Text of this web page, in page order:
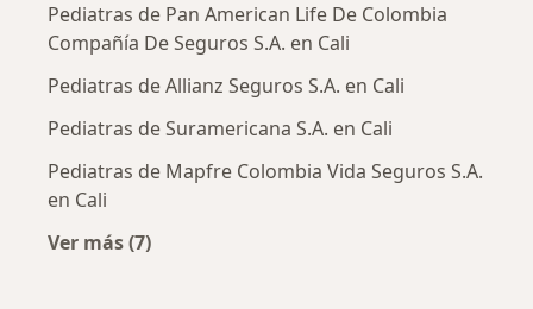
Pediatras de Pan American Life De Colombia
Compañía De Seguros S.A. en Cali
Pediatras de Allianz Seguros S.A. en Cali
Pediatras de Suramericana S.A. en Cali
Pediatras de Mapfre Colombia Vida Seguros S.A.
en Cali
Ver más (7)